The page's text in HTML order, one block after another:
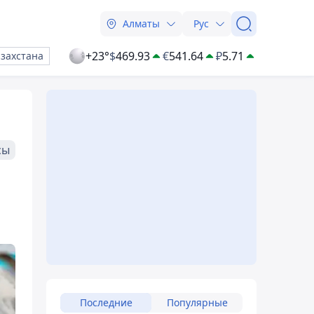
Алматы Рус
+23°$469.93 €541.64 ₽5.71
Последние Популярные